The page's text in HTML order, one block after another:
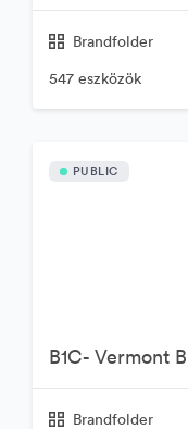
Brandfolder
547 eszközök
PUBLIC
B1C- Vermont
Brandfolder